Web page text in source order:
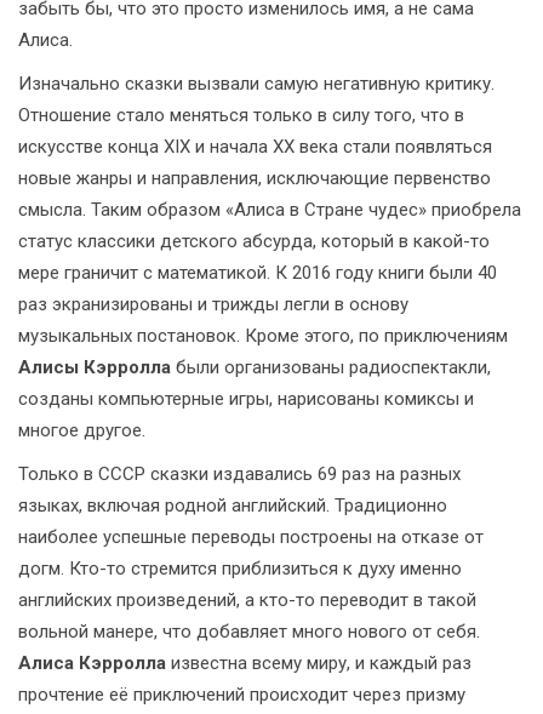
забыть бы, что это просто изменилось имя, а не сама
Алиса.
Изначально сказки вызвали самую негативную критику.
Отношение стало меняться только в силу того, что в
искусстве конца XIX и начала XX века стали появляться
новые жанры и направления, исключающие первенство
смысла. Таким образом «Алиса в Стране чудес» приобрела
статус классики детского абсурда, который в какой-то
мере граничит с математикой. К 2016 году книги были 40
раз экранизированы и трижды легли в основу
музыкальных постановок. Кроме этого, по приключениям
Алисы Кэрролла были организованы радиоспектакли,
созданы компьютерные игры, нарисованы комиксы и
многое другое.
Только в СССР сказки издавались 69 раз на разных
языках, включая родной английский. Традиционно
наиболее успешные переводы построены на отказе от
догм. Кто-то стремится приблизиться к духу именно
английских произведений, а кто-то переводит в такой
вольной манере, что добавляет много нового от себя.
Алиса Кэрролла известна всему миру, и каждый раз
прочтение её приключений происходит через призму